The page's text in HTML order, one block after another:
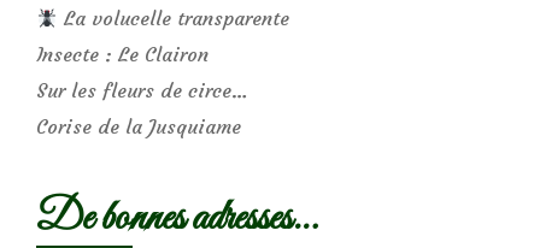
La volucelle transparente
Insecte : Le Clairon
Sur les fleurs de circe…
Corise de la Jusquiame
De bonnes adresses…